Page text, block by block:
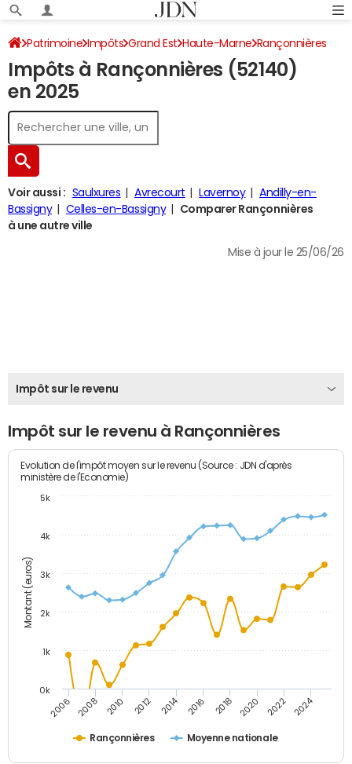
Patrimoine Impôts Grand Est Haute-Marne Rançonnières
Impôt sur le revenu
Impôts à Rançonnières (52140)
en 2025
Voir aussi : Saulxures Avrecourt Lavernoy
Andilly-en-
Bassigny
Celles-en-Bassigny
Comparer Rançonnières
à une autre ville
Mise à jour le 25/06/26
Impôt sur le revenu
Impôt sur le revenu à Rançonnières
Montant (euros)
Evolution de l'impôt moyen sur le revenu (Source : JDN d'après
ministère de l'Economie)
Rançonnières Moyenne nationale
2006 2008 2010 2012 2014 2016 2018 2020 2022 2024
0k
1k
2k
3k
4k
5k